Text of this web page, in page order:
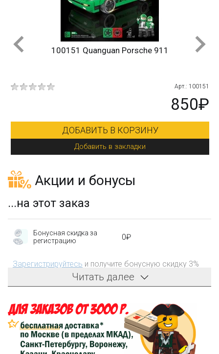
100151 Quanguan Porsche 911
Арт.: 100151
850₽
ДОБАВИТЬ В КОРЗИНУ
Добавить в закладки
Акции и бонусы
...на этот заказ
Бонусная скидка за
регистрацию
0₽
Зарегистрируйтесь и получите бонусную скидку 3%
на первый заказ!
затрат на доставку
Сделайте заказ на сумму не менее 3 000₽, оплатите
его на карту Сбербанка и получите 150₽ на
компенсацию доставки.
Читать далее